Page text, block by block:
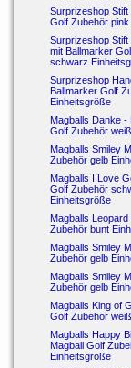
Surprizeshop Stift
Golf Zubehör
Surprizeshop Stift
mit Ballmarker
schwarz
Surprizeshop
Ballmarker Golf
Einheitsgröße
Magballs Danke -
Golf Zubehör
Magballs Smiley
Zubehör gelb
Magballs I Love
Golf Zubehör
Einheitsgröße
Magballs Leopard
Zubehör bunt
Magballs Smiley
Zubehör gelb
Magballs Smiley
Zubehör gelb
Magballs King of
Golf Zubehör
Magballs Happy
Magball Golf
Einheitsgröße